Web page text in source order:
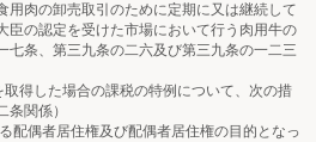
用肉の卸売取引のために定期に又は継続して
臣の認定を受けた市場において行う肉用牛の
七条、第三九条の二六及び第三九条の一二三
得した場合の課税の特例について、次の措
関係）
偶者居住権及び配偶者居住権の目的となっ